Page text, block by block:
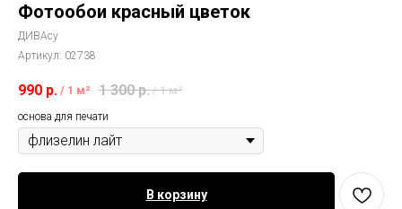
Фотообои красный цветок
ДИВАсу
Артикул: 02738
990 р. / 1 м² 1 300 р. / 1 м²
основа для печати
В корзину